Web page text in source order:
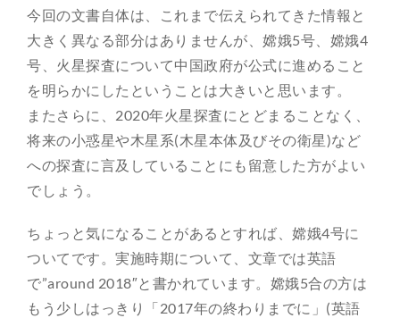
今回の文書自体は、これまで伝えられてきた情報と
大きく異なる部分はありませんが、嫦娥5号、嫦娥4
号、火星探査について中国政府が公式に進めること
を明らかにしたということは大きいと思います。
またさらに、2020年火星探査にとどまることなく、
将来の小惑星や木星系(木星本体及びその衛星)など
への探査に言及していることにも留意した方がよい
でしょう。
ちょっと気になることがあるとすれば、嫦娥4号に
ついてです。実施時期について、文章では英語
で”around 2018″と書かれています。嫦娥5合の方は
もう少しはっきり「2017年の終わりまでに」(英語